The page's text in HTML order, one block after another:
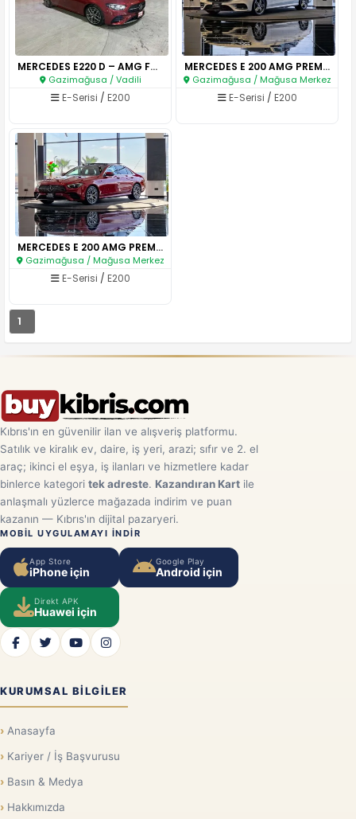
MERCEDES E220 D – AMG FULL PAK..
Gazimağusa / Vadili
E-Serisi / E200
MERCEDES E 200 AMG PREMIUM PLU..
Gazimağusa / Mağusa Merkez
E-Serisi / E200
MERCEDES E 200 AMG PREMIUM PLU..
Gazimağusa / Mağusa Merkez
E-Serisi / E200
1
Kıbrıs'ın en güvenilir ilan ve alışveriş platformu.
Satılık ve kiralık ev, daire, iş yeri, arazi; sıfır ve 2. el
araç; ikinci el eşya, iş ilanları ve hizmetlere kadar
binlerce kategori tek adreste. Kazandıran Kart ile
anlaşmalı yüzlerce mağazada indirim ve puan
kazanın — Kıbrıs'ın dijital pazaryeri.
MOBIL UYGULAMAYI INDIR
App Store
iPhone için
Google Play
Android için
Direkt APK
Huawei için
KURUMSAL BILGILER
Anasayfa
Kariyer / İş Başvurusu
Basın & Medya
Hakkımızda